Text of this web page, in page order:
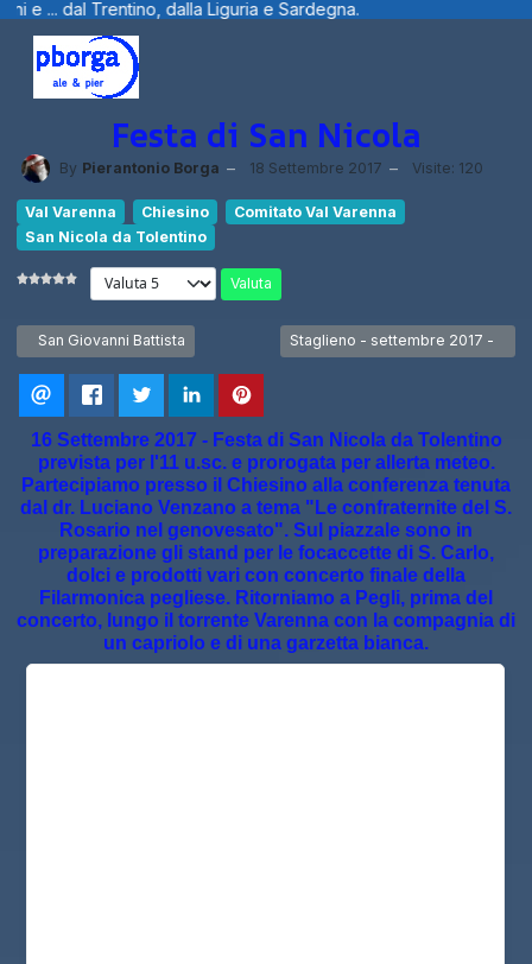
Trentino, dalla Liguria e Sardegna.
Festa di San Nicola
By Pierantonio Borga 18 Settembre 2017 Visite: 120
Val Varenna Chiesino
Comitato Val Varenna
San Nicola da Tolentino
Valuta
Articolo precedente: San Giovanni Battista
San Giovanni Battista Articolo successivo: Staglieno -
Staglieno - settembre 2017 -
16 Settembre 2017 - Festa di San Nicola da Tolentino
prevista per l'11 u.sc. e prorogata per allerta meteo.
Partecipiamo presso il Chiesino alla conferenza tenuta
dal dr. Luciano Venzano a tema "Le confraternite del S.
Rosario nel genovesato". Sul piazzale sono in
preparazione gli stand per le focaccette di S. Carlo,
dolci e prodotti vari con concerto finale della
Filarmonica pegliese. Ritorniamo a Pegli, prima del
concerto, lungo il torrente Varenna con la compagnia di
un capriolo e di una garzetta bianca.